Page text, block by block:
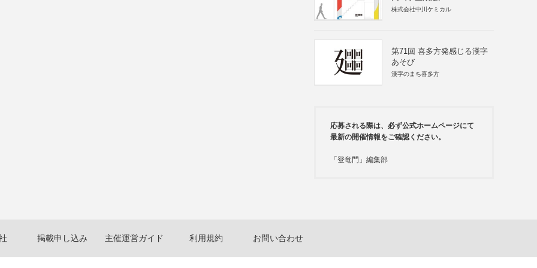
株式会社中川ケミカル
第71回 喜多方発感じる漢字
あそび
漢字のまち喜多方
応募される際は、必ず公式ホームページにて
最新の開催情報をご確認ください。
「登竜門」編集部
掲載申し込み 主催運営ガイド 利用規約 お問い合わせ